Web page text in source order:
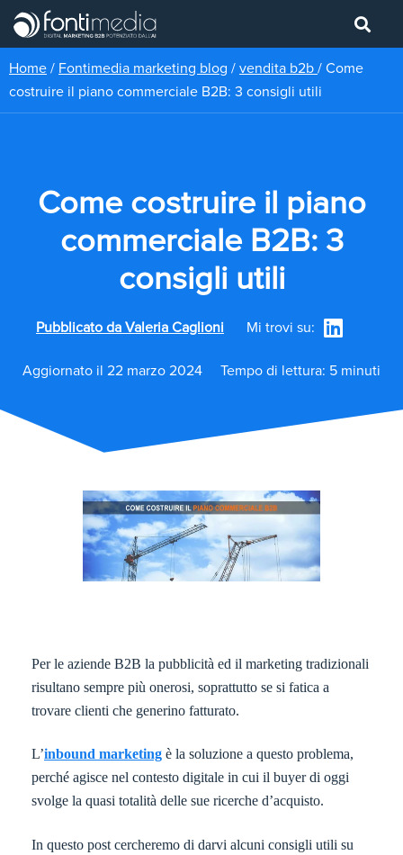
Home / Fontimedia marketing blog / vendita b2b / Come
costruire il piano commerciale B2B: 3 consigli utili
Come costruire il piano
commerciale B2B: 3
consigli utili
Pubblicato da Valeria Caglioni Mi trovi su:
Aggiornato il 22 marzo 2024 Tempo di lettura: 5 minuti
Per le aziende B2B la pubblicità ed il marketing tradizionali
risultano sempre più onerosi, soprattutto se si fatica a
trovare clienti che generino fatturato.
L’inbound marketing è la soluzione a questo problema,
perché agisce nel contesto digitale in cui il buyer di oggi
svolge la quasi totalità delle sue ricerche d’acquisto.
In questo post cercheremo di darvi alcuni consigli utili su